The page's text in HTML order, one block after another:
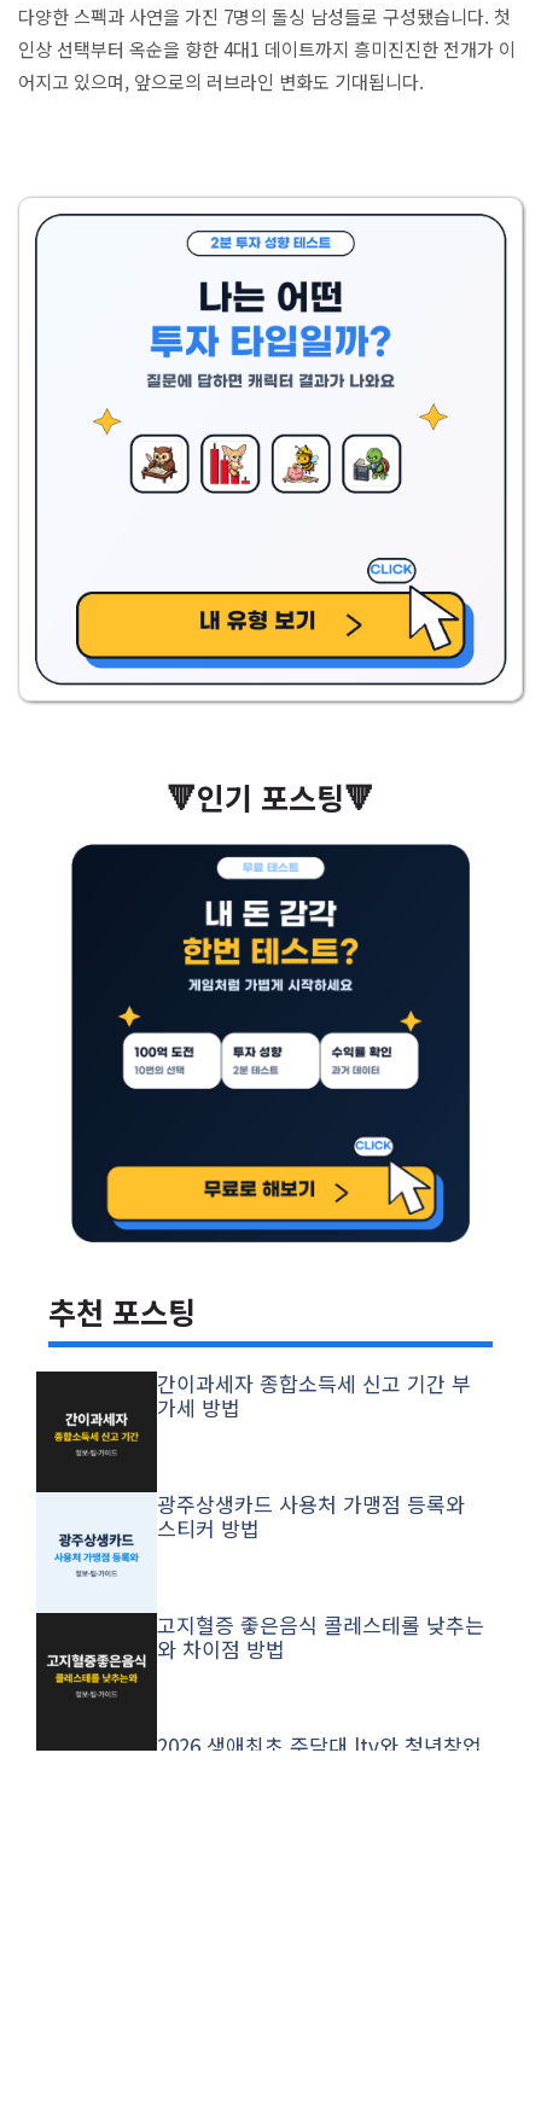
다양한 스펙과 사연을 가진 7명의 돌싱 남성들로 구성됐습니다. 첫
인상 선택부터 옥순을 향한 4대1 데이트까지 흥미진진한 전개가 이
어지고 있으며, 앞으로의 러브라인 변화도 기대됩니다.
🔻인기 포스팅🔻
추천 포스팅
간이과세자 종합소득세 신고 기간 부
가세 방법
광주상생카드 사용처 가맹점 등록와
스티커 방법
고지혈증 좋은음식 콜레스테롤 낮추는
와 차이점 방법
2026 생애최초 주담대 ltv와 청년창업